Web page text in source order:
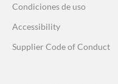
Condiciones de uso
Accessibility
Supplier Code of Conduct